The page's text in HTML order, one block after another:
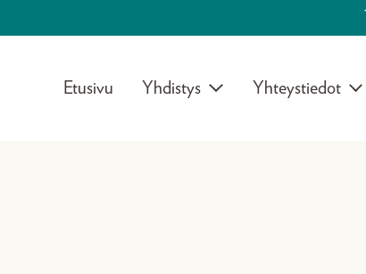
Etusivu Yhdistys Yhteystiedot